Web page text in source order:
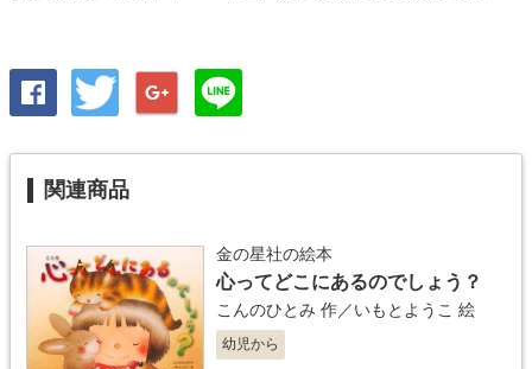
関連商品
金の星社の絵本
心ってどこにあるのでしょう？
こんのひとみ 作／いもとようこ 絵
幼児から